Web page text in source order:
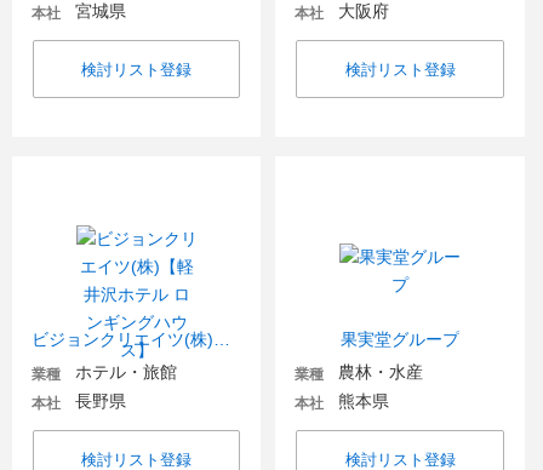
本社 宮城県
検討リスト登録
本社 大阪府
検討リスト登録
業種 ホテル・旅館
本社 長野県
検討リスト登録
果実堂グループ
業種 農林・水産
本社 熊本県
検討リスト登録